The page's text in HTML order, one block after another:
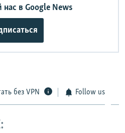
в Google News
без VPN Follow us